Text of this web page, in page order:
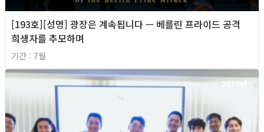
[193호][성명] 광장은 계속됩니다 — 베를린 프라이드 공격
희생자를 추모하며
기간 : 7월
2026년